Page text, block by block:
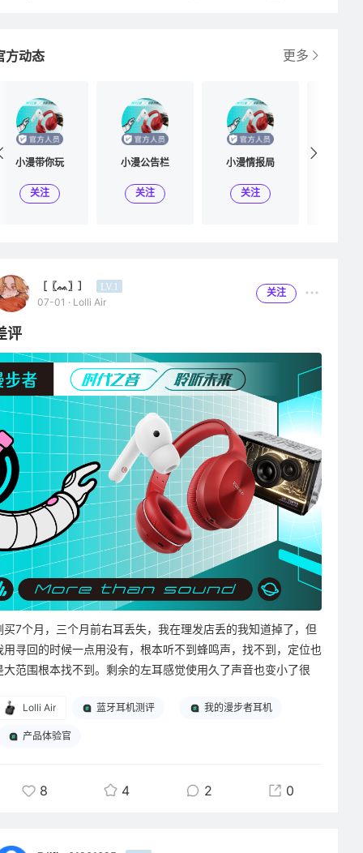
方动态 更多
小漫带你玩
关注
小漫公告栏
关注
小漫情报局
关注
［〖ᨐ〗］ LV.1
07-01 · Lolli Air
关注
评
买7个月，三个月前右耳丢失，我在理发店丢的我知道掉了，但
用寻回的时候一点用没有，根本听不到蜂鸣声，找不到，定位也
大范围根本找不到。剩余的左耳感觉使用久了声音也变小了很
买漫步者耳机主要是因为之前买的游戏耳麦感觉不错，但蓝牙耳
属实没给我什么好的体验。
Lolli Air 蓝牙耳机测评 我的漫步者耳机
产品体验官
8 4 2 0